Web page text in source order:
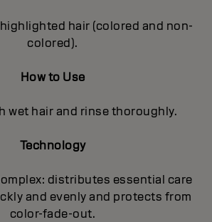
hair (colored and non-
colored).
How to Use
wet hair and rinse thoroughly.
Technology
distributes essential care
and evenly and protects from
color-fade-out.